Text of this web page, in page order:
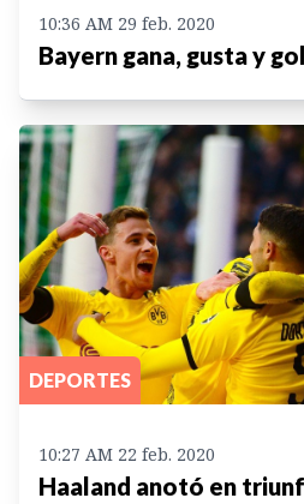
10:36 AM 29 feb. 2020
Bayern gana, gusta y
DEPORTES
10:27 AM 22 feb. 2020
Haaland anotó en